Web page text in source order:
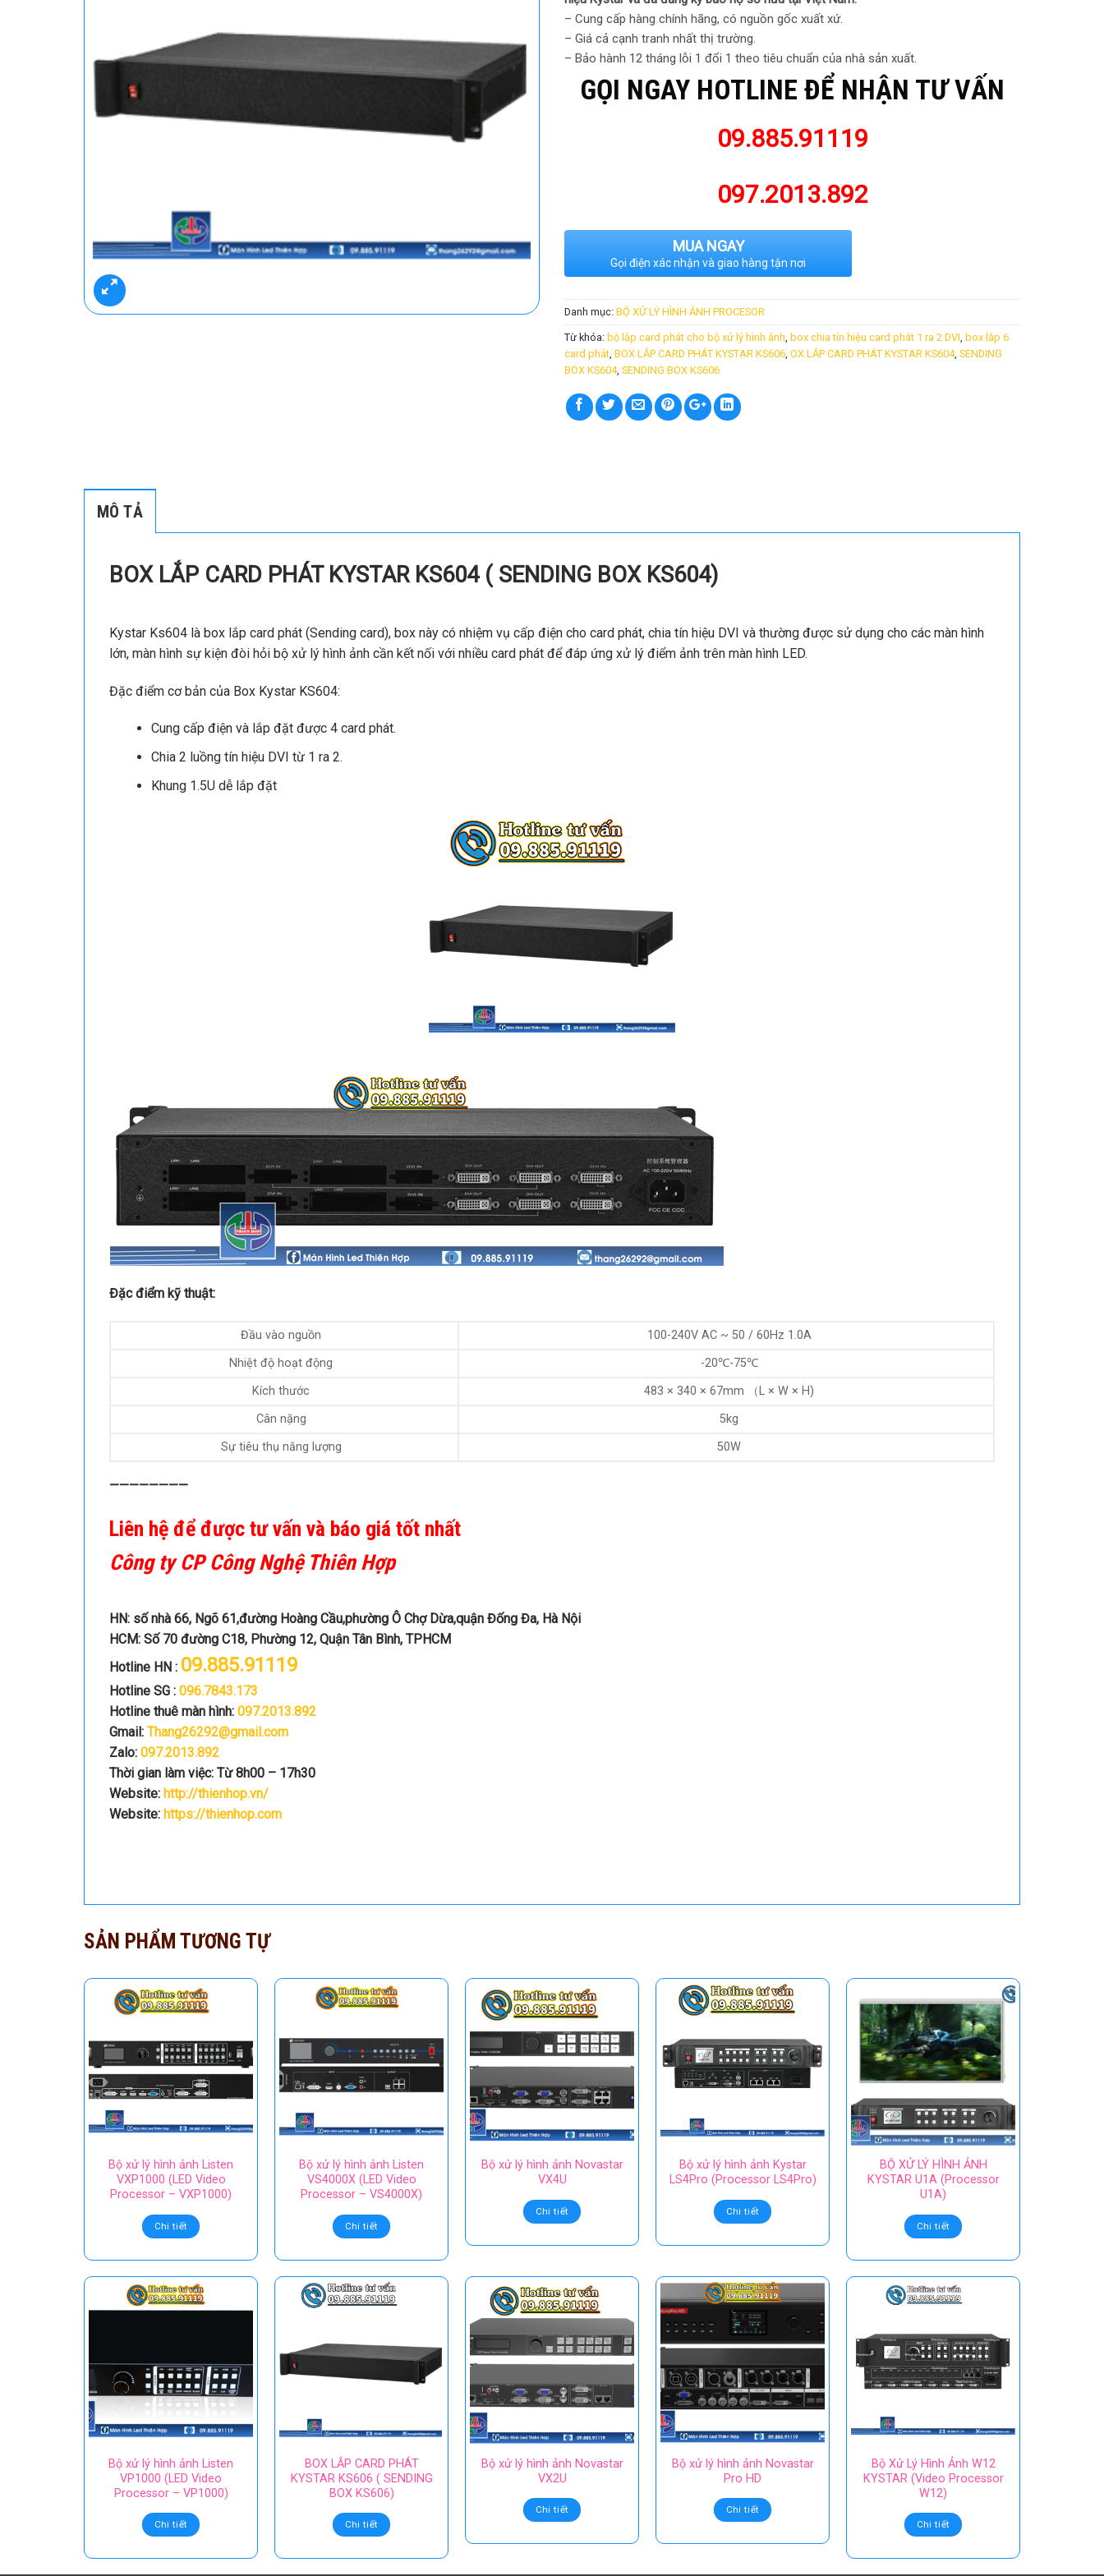
– Cung cấp hàng chính hãng, có nguồn gốc xuất xứ.
– Giá cả cạnh tranh nhất thị trường.
– Bảo hành 12 tháng lỗi 1 đổi 1 theo tiêu chuẩn của nhà sản xuất.
GỌI NGAY HOTLINE ĐỂ NHẬN TƯ VẤN
09.885.91119
097.2013.892
MUA NGAY
Gọi điện xác nhận và giao hàng tận nơi
Danh mục: BỘ XỬ LÝ HÌNH ẢNH PROCESOR
Từ khóa: bộ lắp card phát cho bộ xử lý hình ảnh, box chia tín hiệu card phát 1 ra 2 DVI, box lắp 6
card phát, BOX LẮP CARD PHÁT KYSTAR KS606, OX LẮP CARD PHÁT KYSTAR KS604, SENDING
BOX KS604, SENDING BOX KS606
MÔ TẢ
BOX LẮP CARD PHÁT KYSTAR KS604 ( SENDING BOX KS604)
Kystar Ks604 là box lắp card phát (Sending card), box này có nhiệm vụ cấp điện cho card phát, chia tín hiệu DVI và thường được sử dụng cho các màn hình
lớn, màn hình sự kiện đòi hỏi bộ xử lý hình ảnh cần kết nối với nhiều card phát để đáp ứng xử lý điểm ảnh trên màn hình LED.
Đặc điểm cơ bản của Box Kystar KS604:
Cung cấp điện và lắp đặt được 4 card phát.
Chia 2 luồng tín hiệu DVI từ 1 ra 2.
Khung 1.5U dễ lắp đặt
Đặc điểm kỹ thuật:
Đầu vào nguồn
100-240V AC ~ 50 / 60Hz 1.0A
Nhiệt độ hoạt động
-20℃-75℃
Kích thước
483 × 340 × 67mm （L × W × H)
Cân nặng
5kg
Sự tiêu thụ năng lượng
50W
————————
Liên hệ để được tư vấn và báo giá tốt nhất
Công ty CP Công Nghệ Thiên Hợp
HN: số nhà 66, Ngõ 61,đường Hoàng Cầu,phường Ô Chợ Dừa,quận Đống Đa, Hà Nội
HCM: Số 70 đường C18, Phường 12, Quận Tân Bình, TPHCM
Hotline HN : 09.885.91119
Hotline SG : 096.7843.173
Hotline thuê màn hình: 097.2013.892
Gmail: Thang26292@gmail.com
Zalo: 097.2013.892
Thời gian làm việc: Từ 8h00 – 17h30
Website: http://thienhop.vn/
Website: https://thienhop.com
SẢN PHẨM TƯƠNG TỰ
Bộ xử lý hình ảnh Listen
VXP1000 (LED Video
Processor – VXP1000)
Chi tiết
Bộ xử lý hình ảnh Listen
VS4000X (LED Video
Processor – VS4000X)
Chi tiết
Bộ xử lý hình ảnh Novastar
VX4U
Chi tiết
Bộ xử lý hình ảnh Kystar
LS4Pro (Processor LS4Pro)
Chi tiết
BỘ XỬ LÝ HÌNH ẢNH
KYSTAR U1A (Processor
U1A)
Chi tiết
Bộ xử lý hình ảnh Listen
VP1000 (LED Video
Processor – VP1000)
Chi tiết
BOX LẮP CARD PHÁT
KYSTAR KS606 ( SENDING
BOX KS606)
Chi tiết
Bộ xử lý hình ảnh Novastar
VX2U
Chi tiết
Bộ xử lý hình ảnh Novastar
Pro HD
Chi tiết
Bộ Xử Lý Hình Ảnh W12
KYSTAR (Video Processor
W12)
Chi tiết